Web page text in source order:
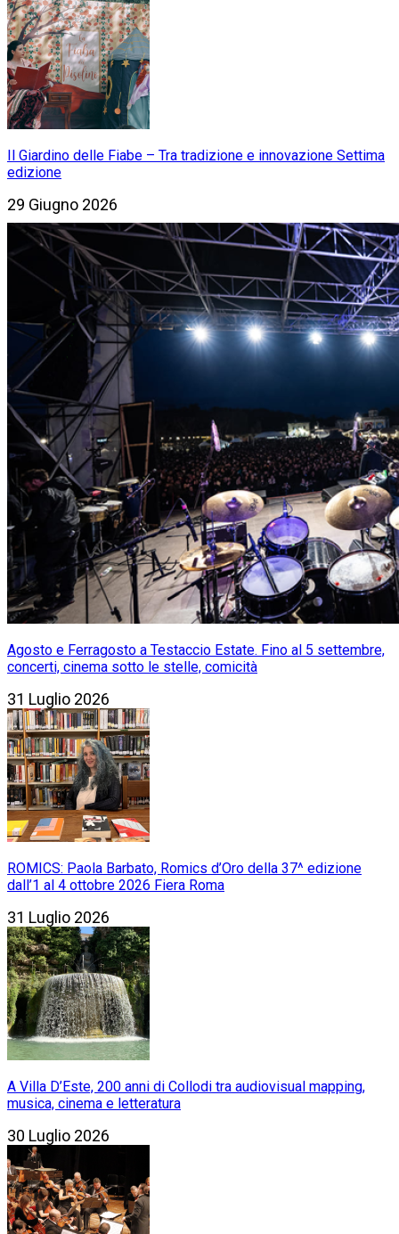
Il Giardino delle Fiabe – Tra tradizione e innovazione Settima
edizione
29 Giugno 2026
Agosto e Ferragosto a Testaccio Estate. Fino al 5 settembre,
concerti, cinema sotto le stelle, comicità
31 Luglio 2026
ROMICS: Paola Barbato, Romics d’Oro della 37^ edizione
dall’1 al 4 ottobre 2026 Fiera Roma
31 Luglio 2026
A Villa D’Este, 200 anni di Collodi tra audiovisual mapping,
musica, cinema e letteratura
30 Luglio 2026